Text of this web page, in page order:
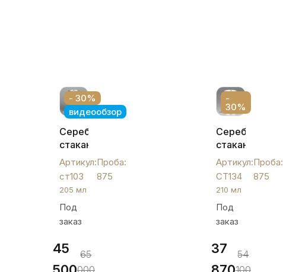
- 30%
видеообзор
Серебряный
стакан
«Грация»,
ст103
Артикул:
ст103
Проба:
875
205 мл
Под
заказ
45
65
000
-
30%
Серебряный
стакан
на
ножке
"Кубачи",
СТ134
Артикул:
СТ134
Проба:
875
210 мл
Под
заказ
37
54
100